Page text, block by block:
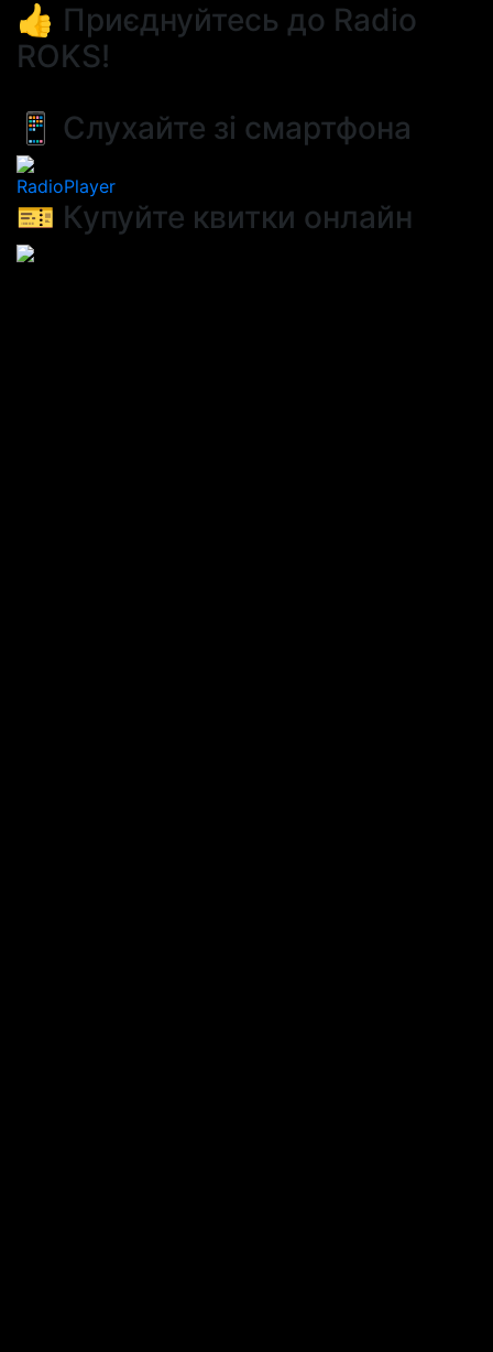
👍 Приєднуйтесь до Radio
ROKS!
📱 Слухайте зі смартфона
RadioPlayer
🎫 Купуйте квитки онлайн